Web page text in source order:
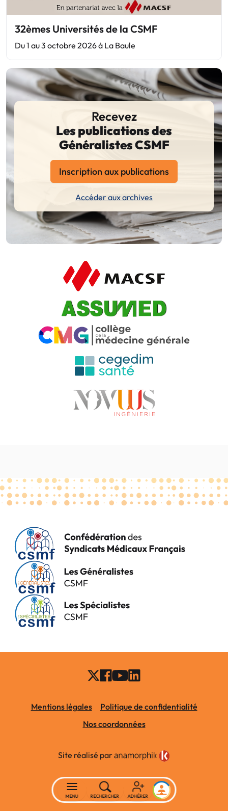
32èmes Universités de la CSMF
Du 1 au 3 octobre 2026 à La Baule
Recevez
Les publications des
Généralistes CSMF
Inscription aux publications
Accéder aux archives
Mentions légales
Politique de confidentialité
Nos coordonnées
Site réalisé par
MENU RECHERCHER ADHÉRER